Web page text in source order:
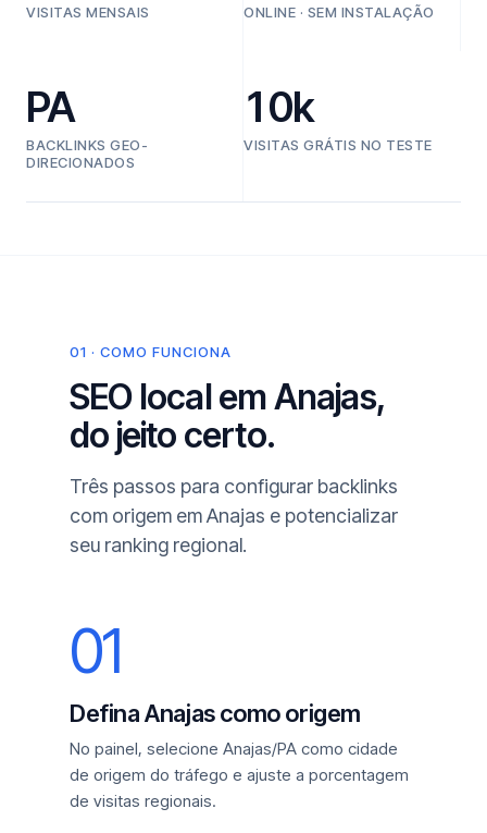
VISITAS MENSAIS ONLINE · SEM INSTALAÇÃO
PA
BACKLINKS GEO-
DIRECIONADOS
10k
VISITAS GRÁTIS NO TESTE
01 · COMO FUNCIONA
SEO local em Anajas,
do jeito certo.
Três passos para configurar backlinks
com origem em Anajas e potencializar
seu ranking regional.
01
Defina Anajas como origem
No painel, selecione Anajas/PA como cidade
de origem do tráfego e ajuste a porcentagem
de visitas regionais.